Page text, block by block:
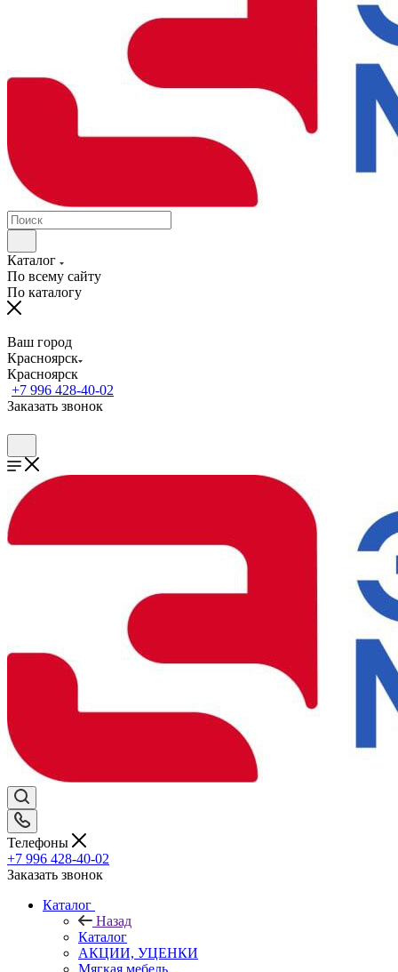
Каталог
По всему сайту
По каталогу
Ваш город
Красноярск
Красноярск
+7 996 428-40-02
Заказать звонок
Телефоны
+7 996 428-40-02
Заказать звонок
Каталог
Назад
Каталог
АКЦИИ, УЦЕНКИ
Мягкая мебель